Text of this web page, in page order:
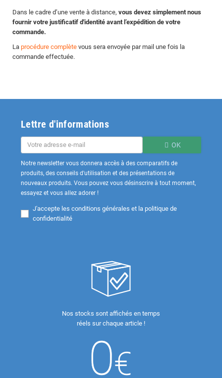
Dans le cadre d’une vente à distance, vous devez simplement nous
fournir votre justificatif d'identité avant l’expédition de votre
commande.
La procédure complète vous sera envoyée par mail une fois la
commande effectuée.
Lettre d'informations
OK
Notre newsletter vous donnera accès à des comparatifs de
produits, des conseils d'utilisation et des présentations de
nouveaux produits. Vous pouvez vous désinscrire à tout moment,
essayez et vous allez adorer !
J'accepte les conditions générales et la politique de
confidentialité
Nos stocks sont affichés en temps
réels sur chaque article !